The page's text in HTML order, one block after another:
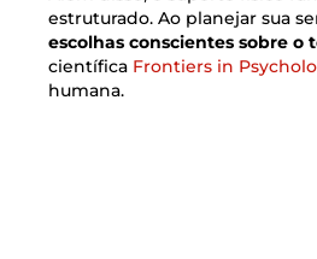
estruturado. Ao planejar sua
escolhas conscientes sobre o
científica Frontiers in
humana.